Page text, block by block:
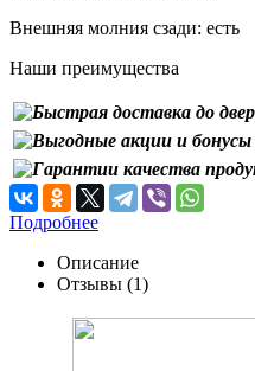
Внешняя молния сзади: есть
Наши преимущества
Подробнее
Описание
Отзывы (1)